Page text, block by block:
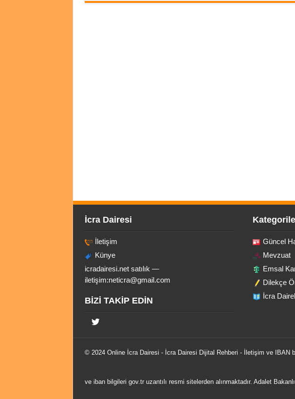
İcra Dairesi
İletişim
Künye
icradairesi.net satılık —
iletişim:neticra@gmail.com
BİZİ TAKİP EDİN
Güncel
Mevzuat
Emsal
Dilekçe
İcra
© 2024 Online İcra Dairesi - İcra Dairesi Dijital Rehberi - İletişim ve IBAN
ve iban bilgileri gov.tr uzantılı resmi sitelerden alınmaktadır. Adalet